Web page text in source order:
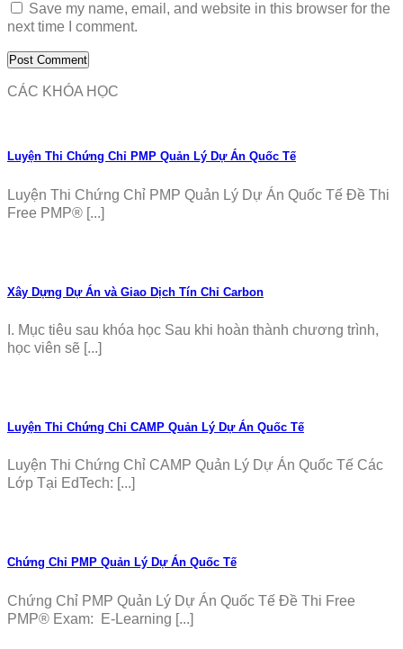
Save my name, email, and website in this browser for the
next time I comment.
CÁC KHÓA HỌC
Luyện Thi Chứng Chỉ PMP Quản Lý Dự Án Quốc Tế
Luyện Thi Chứng Chỉ PMP Quản Lý Dự Án Quốc Tế Đề Thi
Free PMP® [...]
Xây Dựng Dự Án và Giao Dịch Tín Chỉ Carbon
I. Mục tiêu sau khóa học Sau khi hoàn thành chương trình,
học viên sẽ [...]
Luyện Thi Chứng Chỉ CAMP Quản Lý Dự Án Quốc Tế
Luyện Thi Chứng Chỉ CAMP Quản Lý Dự Án Quốc Tế Các
Lớp Tại EdTech: [...]
Chứng Chỉ PMP Quản Lý Dự Án Quốc Tế
Chứng Chỉ PMP Quản Lý Dự Án Quốc Tế Đề Thi Free
PMP® Exam: E-Learning [...]